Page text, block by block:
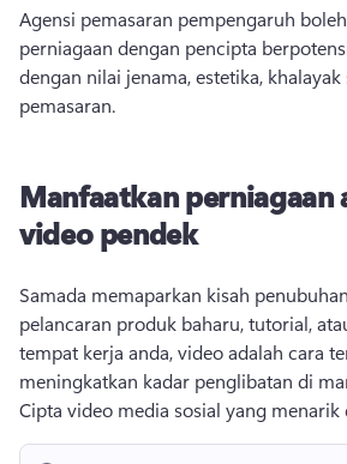
Agensi pemasaran pempengaruh
perniagaan dengan pencipta
dengan nilai jenama, estetika, khalayak
pemasaran.
Manfaatkan perniagaan
video pendek
Samada memaparkan kisah
pelancaran produk baharu, tutorial,
tempat kerja anda, video adalah cara
meningkatkan kadar penglibatan di
Cipta video media sosial yang menarik